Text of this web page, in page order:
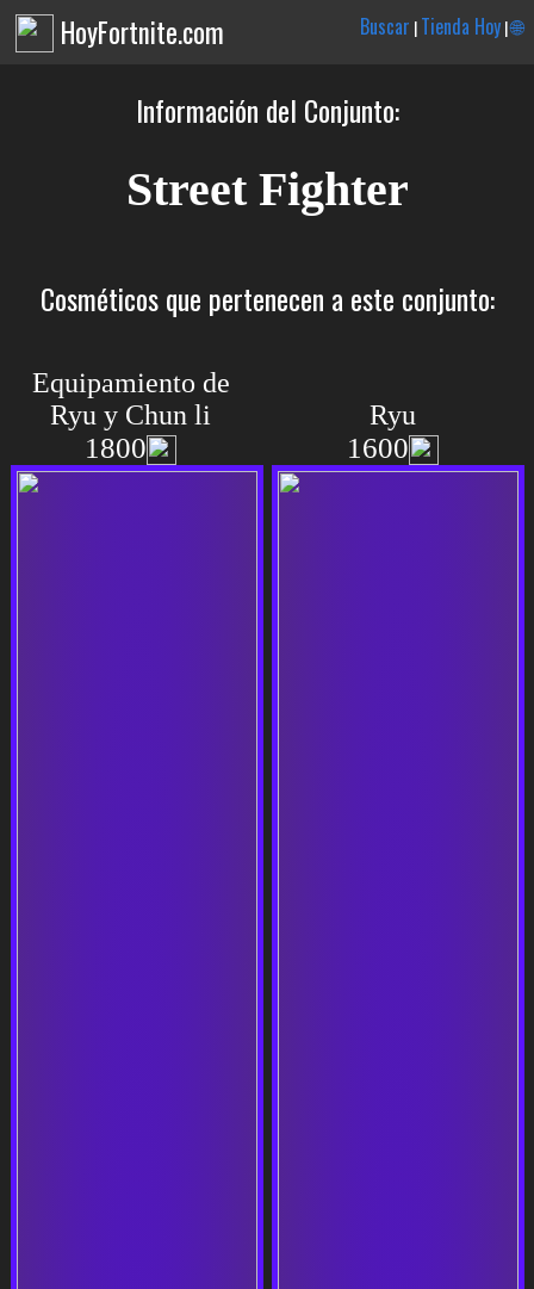
HoyFortnite.com Buscar |Tienda Hoy|🌐
Información del Conjunto:
Street Fighter
Cosméticos que pertenecen a este conjunto:
Equipamiento de
Ryu y Chun li
1800
Ryu
1600